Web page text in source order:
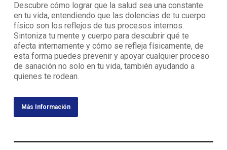
Descubre cómo lograr que la salud sea una constante
en tu vida, entendiendo que las dolencias de tu cuerpo
físico son los reflejos de tus procesos internos.
Sintoniza tu mente y cuerpo para descubrir qué te
afecta internamente y cómo se refleja físicamente, de
esta forma puedes prevenir y apoyar cualquier proceso
de sanación no solo en tu vida, también ayudando a
quienes te rodean.
Más Información